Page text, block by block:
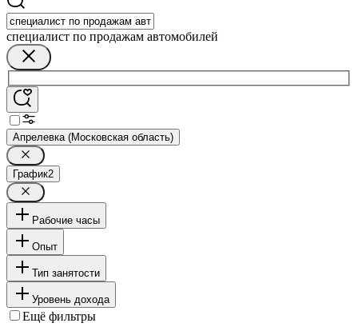
специалист по продажам автомобилей
Апрелевка (Московская область)
График2
Рабочие часы
Опыт
Тип занятости
Уровень дохода
Ещё фильтры